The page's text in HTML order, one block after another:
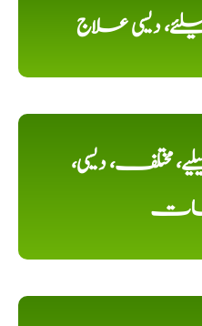
دیسی علاج
مختلف، دیسی،